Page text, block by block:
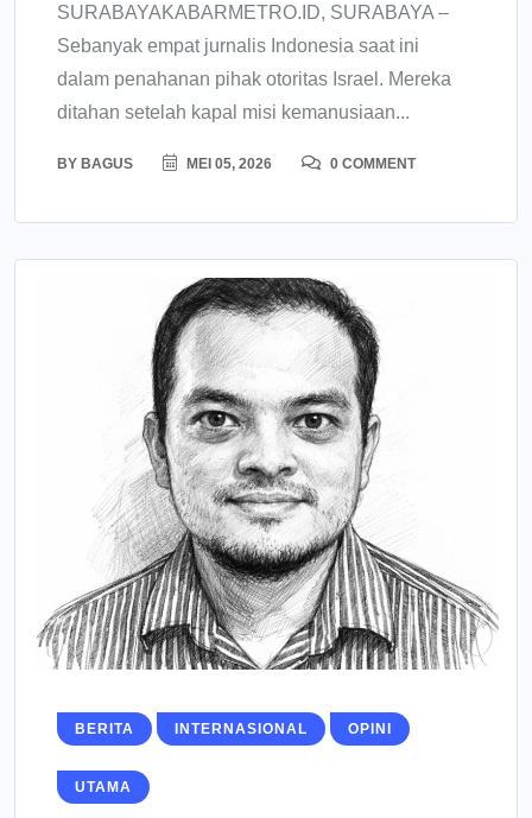
SURABAYAKABARMETRO.ID, SURABAYA –
Sebanyak empat jurnalis Indonesia saat ini
dalam penahanan pihak otoritas Israel. Mereka
ditahan setelah kapal misi kemanusiaan...
BY BAGUS MEI 05, 2026 0 COMMENT
BERITA INTERNASIONAL OPINI
UTAMA